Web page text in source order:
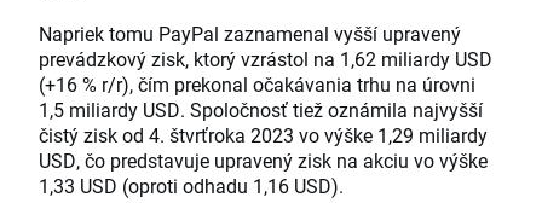
Napriek tomu PayPal zaznamenal vyšší upravený
prevádzkový zisk, ktorý vzrástol na 1,62 miliardy USD
(+16 % r/r), čím prekonal očakávania trhu na úrovni
1,5 miliardy USD. Spoločnosť tiež oznámila najvyšší
čistý zisk od 4. štvrťroka 2023 vo výške 1,29 miliardy
USD, čo predstavuje upravený zisk na akciu vo výške
1,33 USD (oproti odhadu 1,16 USD).